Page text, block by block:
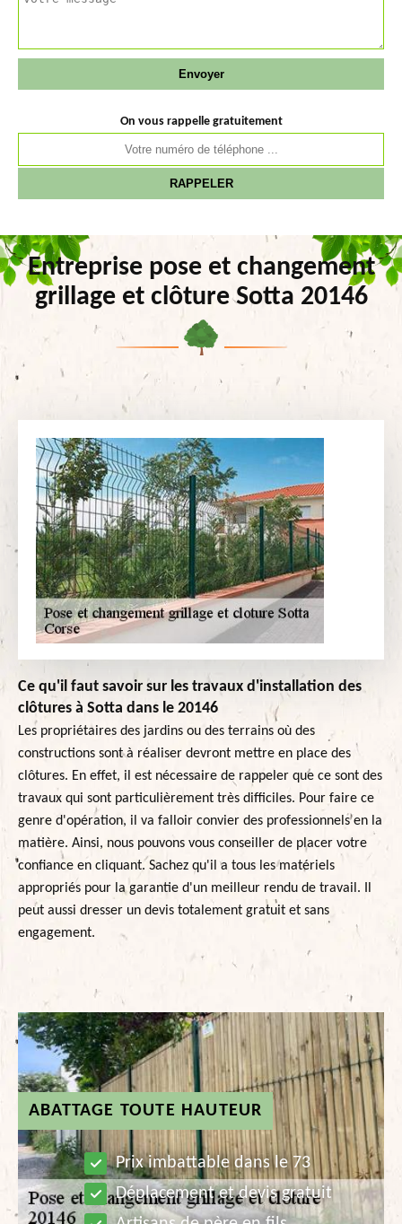
ABATTAGE TOUTE HAUTEUR
Prix imbattable dans le 73
Déplacement et devis gratuit
On vous rappelle gratuitement
Entreprise pose et changement
grillage et clôture Sotta 20146
Ce qu'il faut savoir sur les travaux d'installation des
clôtures à Sotta dans le 20146
Les propriétaires des jardins ou des terrains où des
constructions sont à réaliser devront mettre en place des
clôtures. En effet, il est nécessaire de rappeler que ce sont des
travaux qui sont particulièrement très difficiles. Pour faire ce
genre d'opération, il va falloir convier des professionnels en la
matière. Ainsi, nous pouvons vous conseiller de placer votre
confiance en cliquant. Sachez qu'il a tous les matériels
appropriés pour la garantie d'un meilleur rendu de travail. Il
peut aussi dresser un devis totalement gratuit et sans
engagement.